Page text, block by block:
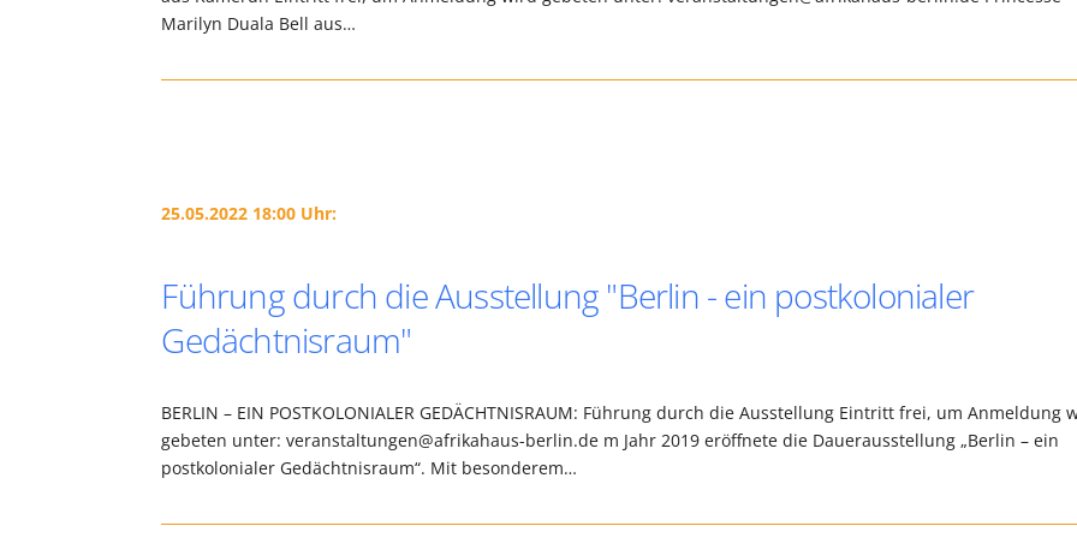
Marilyn Duala Bell aus…
25.05.2022 18:00 Uhr:
Führung durch die Ausstellung "Berlin - ein postkolonialer
Gedächtnisraum"
BERLIN – EIN POSTKOLONIALER GEDÄCHTNISRAUM: Führung durch die Ausstellung Eintritt frei, um Anmeldung
gebeten unter: veranstaltungen@afrikahaus-berlin.de m Jahr 2019 eröffnete die Dauerausstellung „Berlin – ein
postkolonialer Gedächtnisraum“. Mit besonderem…